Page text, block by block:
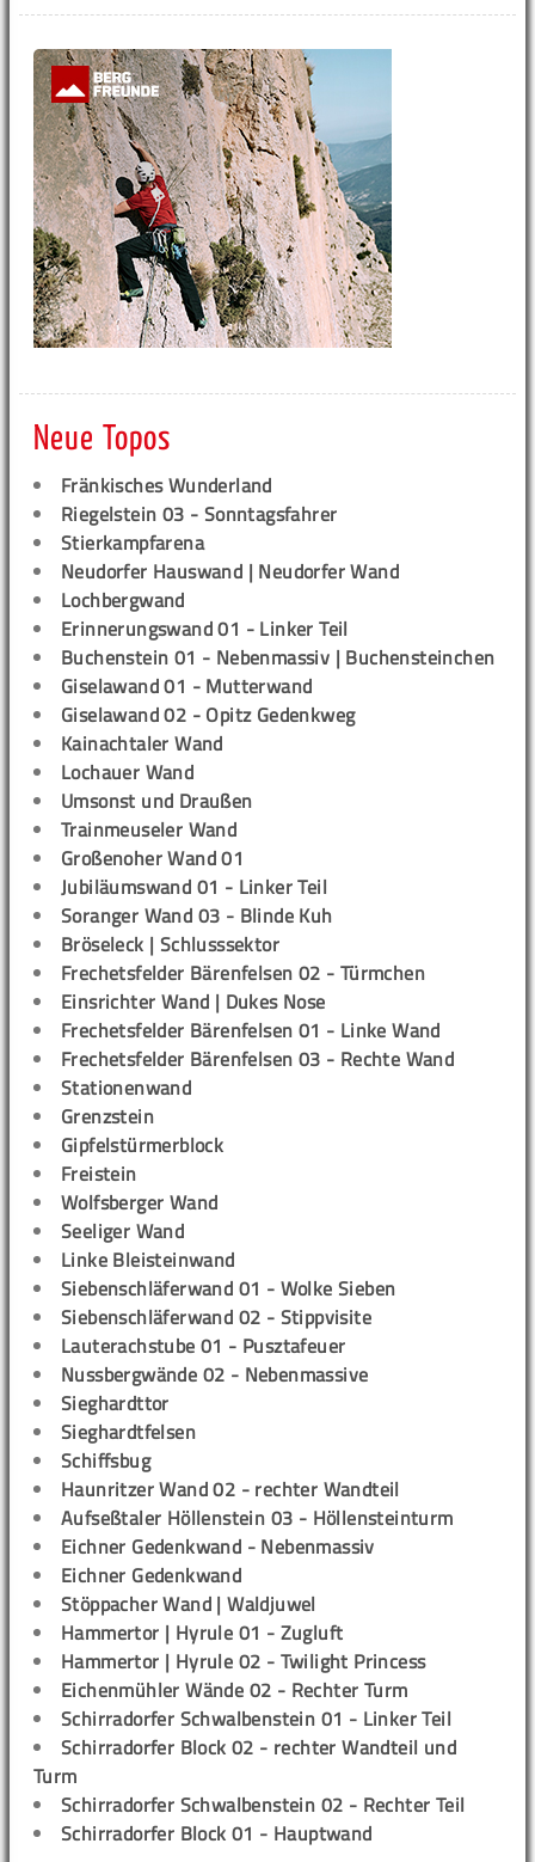
Neue Topos
Fränkisches Wunderland
Riegelstein 03 - Sonntagsfahrer
Stierkampfarena
Neudorfer Hauswand | Neudorfer Wand
Lochbergwand
Erinnerungswand 01 - Linker Teil
Buchenstein 01 - Nebenmassiv | Buchensteinchen
Giselawand 01 - Mutterwand
Giselawand 02 - Opitz Gedenkweg
Kainachtaler Wand
Lochauer Wand
Umsonst und Draußen
Trainmeuseler Wand
Großenoher Wand 01
Jubiläumswand 01 - Linker Teil
Soranger Wand 03 - Blinde Kuh
Bröseleck | Schlusssektor
Frechetsfelder Bärenfelsen 02 - Türmchen
Einsrichter Wand | Dukes Nose
Frechetsfelder Bärenfelsen 01 - Linke Wand
Frechetsfelder Bärenfelsen 03 - Rechte Wand
Stationenwand
Grenzstein
Gipfelstürmerblock
Freistein
Wolfsberger Wand
Seeliger Wand
Linke Bleisteinwand
Siebenschläferwand 01 - Wolke Sieben
Siebenschläferwand 02 - Stippvisite
Lauterachstube 01 - Pusztafeuer
Nussbergwände 02 - Nebenmassive
Sieghardttor
Sieghardtfelsen
Schiffsbug
Haunritzer Wand 02 - rechter Wandteil
Aufseßtaler Höllenstein 03 - Höllensteinturm
Eichner Gedenkwand - Nebenmassiv
Eichner Gedenkwand
Stöppacher Wand | Waldjuwel
Hammertor | Hyrule 01 - Zugluft
Hammertor | Hyrule 02 - Twilight Princess
Eichenmühler Wände 02 - Rechter Turm
Schirradorfer Schwalbenstein 01 - Linker Teil
Schirradorfer Block 02 - rechter Wandteil und
Turm
Schirradorfer Schwalbenstein 02 - Rechter Teil
Schirradorfer Block 01 - Hauptwand